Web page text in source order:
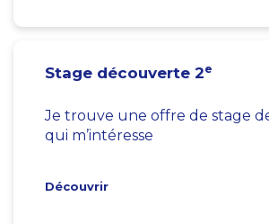
Stage découverte 2e
Je trouve une offre de stage
qui m’intéresse
Découvrir